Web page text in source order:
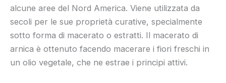
alcune aree del Nord America. Viene utilizzata da
secoli per le sue proprietà curative, specialmente
sotto forma di macerato o estratti. Il macerato di
arnica è ottenuto facendo macerare i fiori freschi in
un olio vegetale, che ne estrae i principi attivi.